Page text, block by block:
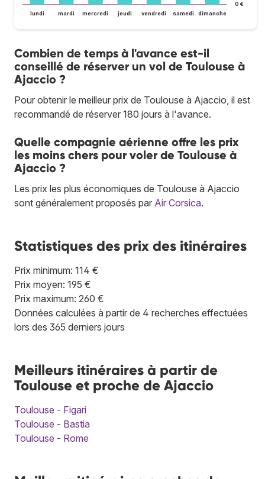
0 €
lundi mardi mercredi jeudi vendredi samedi dimanche
Combien de temps à l'avance est-il
conseillé de réserver un vol de Toulouse à
Ajaccio ?
Pour obtenir le meilleur prix de Toulouse à Ajaccio, il est
recommandé de réserver 180 jours à l'avance.
Quelle compagnie aérienne offre les prix
les moins chers pour voler de Toulouse à
Ajaccio ?
Les prix les plus économiques de Toulouse à Ajaccio
sont généralement proposés par Air Corsica.
Statistiques des prix des itinéraires
Prix minimum: 114 €
Prix moyen: 195 €
Prix maximum: 260 €
Données calculées à partir de 4 recherches effectuées
lors des 365 derniers jours
Meilleurs itinéraires à partir de
Toulouse et proche de Ajaccio
Toulouse - Figari
Toulouse - Bastia
Toulouse - Rome